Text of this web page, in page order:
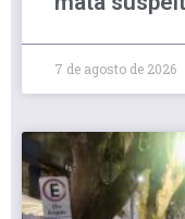
7 de agosto de 2026